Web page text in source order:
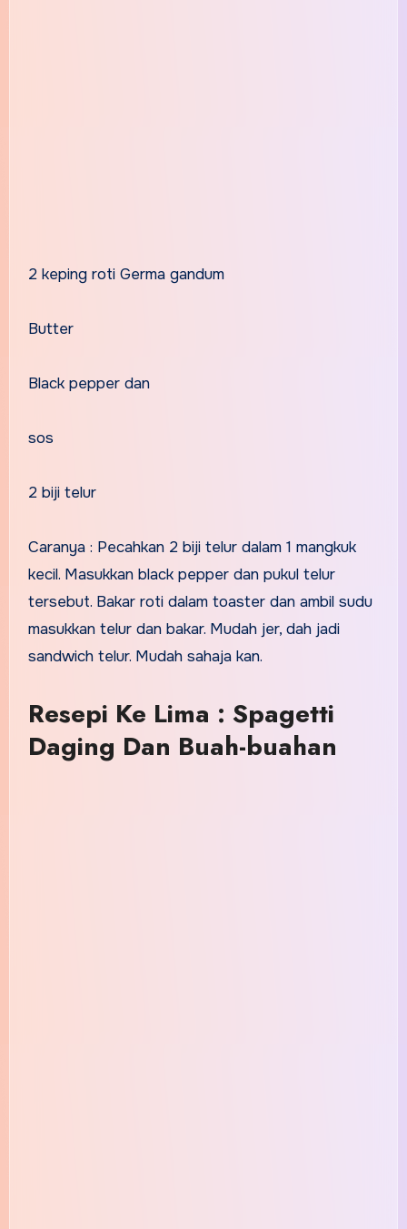
2 keping roti Germa gandum
Butter
Black pepper dan
sos
2 biji telur
Caranya : Pecahkan 2 biji telur dalam 1 mangkuk
kecil. Masukkan black pepper dan pukul telur
tersebut. Bakar roti dalam toaster dan ambil sudu
masukkan telur dan bakar. Mudah jer, dah jadi
sandwich telur. Mudah sahaja kan.
Resepi Ke Lima : Spagetti
Daging Dan Buah-buahan